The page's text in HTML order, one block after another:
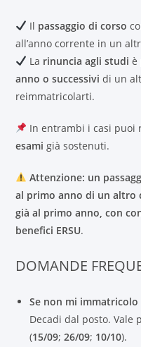
Il passaggio di corso
all’anno corrente in un
La rinuncia agli studi è
anno o successivi di un
reimmatricolarti.
In entrambi i casi
esami già sostenuti.
Attenzione: un
al primo anno di un altro
già al primo anno, con
benefici ERSU.
DOMANDE
Se non mi immatricolo
Decadi dal posto. Vale
(15/09;26/09; 10/10).